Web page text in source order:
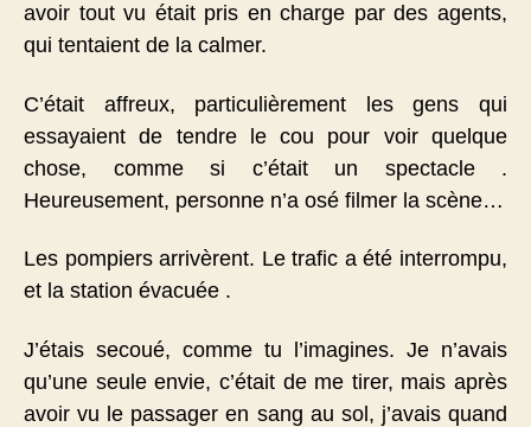
avoir tout vu était pris en charge par des agents,
qui tentaient de la calmer.
C’était affreux, particulièrement les gens qui
essayaient de tendre le cou pour voir quelque
chose, comme si c’était un spectacle .
Heureusement, personne n’a osé filmer la scène…
Les pompiers arrivèrent. Le trafic a été interrompu,
et la station évacuée .
J’étais secoué, comme tu l’imagines. Je n’avais
qu’une seule envie, c’était de me tirer, mais après
avoir vu le passager en sang au sol, j’avais quand